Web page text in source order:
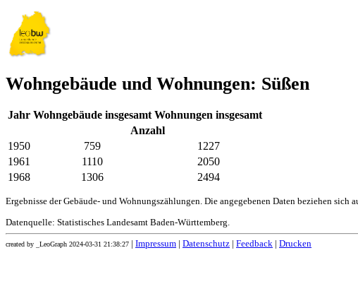
Wohngebäude und Wohnungen: Süßen
Jahr Wohngebäude insgesamt Wohnungen insgesamt
Anzahl
1950
759
1227
1961
1110
2050
1968
1306 2494
Ergebnisse der Gebäude- und Wohnungszählungen. Die angegebenen Daten beziehen sich
Datenquelle: Statistisches Landesamt Baden-Württemberg.
created by _LeoGraph 2024-03-31 21:38:27 Impressum Datenschutz Feedback Drucken